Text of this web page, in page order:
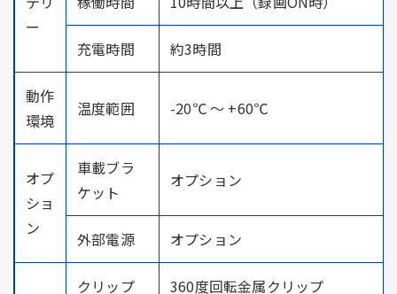
ー
充電時間 約3時間
動作
環境
温度範囲 -20℃ ～ +60℃
オプ
ショ
ン
車載ブラ
ケット
オプション
外部電源 オプション
クリップ 360度回転金属クリップ